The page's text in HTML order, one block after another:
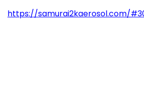
https://samurai2kaerosol.com/